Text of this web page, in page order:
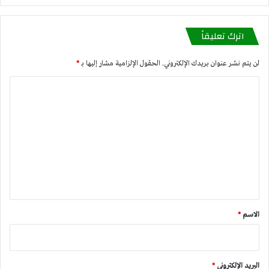
اترك تعليقاً
لن يتم نشر عنوان بريدك الإلكتروني. الحقول الإلزامية مشار إليها بـ*
*
الاسم *
البريد الإلكتروني *